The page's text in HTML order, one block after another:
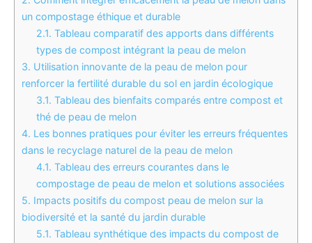
un compostage éthique et durable
2.1. Tableau comparatif des apports dans différents
types de compost intégrant la peau de melon
3. Utilisation innovante de la peau de melon pour
renforcer la fertilité durable du sol en jardin écologique
3.1. Tableau des bienfaits comparés entre compost et
thé de peau de melon
4. Les bonnes pratiques pour éviter les erreurs fréquentes
dans le recyclage naturel de la peau de melon
4.1. Tableau des erreurs courantes dans le
compostage de peau de melon et solutions associées
5. Impacts positifs du compost peau de melon sur la
biodiversité et la santé du jardin durable
5.1. Tableau synthétique des impacts du compost de